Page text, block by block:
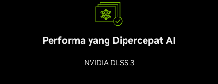
Performa yang Dipercepat AI
NVIDIA DLSS 3